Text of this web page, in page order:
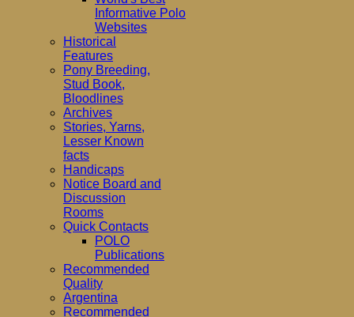
Informative Polo
Websites
Historical
Features
Pony Breeding,
Stud Book,
Bloodlines
Archives
Stories, Yarns,
Lesser Known
facts
Handicaps
Notice Board and
Discussion
Rooms
Quick Contacts
POLO
Publications
Recommended
Quality
Argentina
Recommended